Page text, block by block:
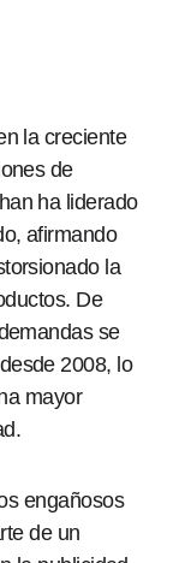
la creciente
de
ha liderado
afirmando
la
De
se
2008, lo
mayor
engañosos
de un